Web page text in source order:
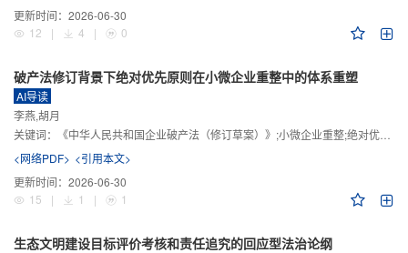
更新时间： 2026-06-30
12
| 4 | 0
破产法修订背景下绝对优先原则在小微企业重整中的体系重塑
AI导读
李燕,胡月
关键词：
《中华人民共和国企业破产法（修订草案）》;小微企业重整;绝对优先原则;股东权益保留;预期可支配收入标准
<网络PDF> <引用本文>
更新时间： 2026-06-30
15
| 1 | 1
生态文明建设目标评价考核和责任追究的回应型法治论纲